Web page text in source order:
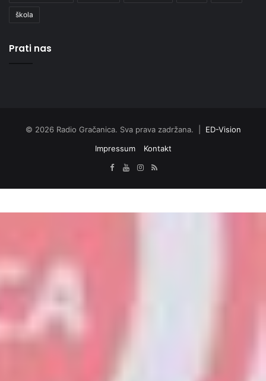
škola
Prati nas
© 2026 Radio Gračanica. Sva prava zadržana. | ED-Vision
Impressum
Kontakt